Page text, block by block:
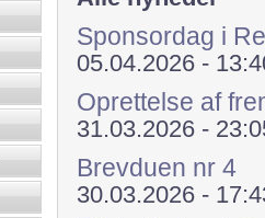
Sponsordag i
05.04.2026 -
Oprettelse af
31.03.2026 -
Brevduen nr 4
30.03.2026 -